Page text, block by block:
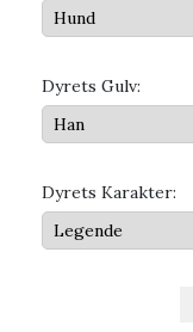
Dyrets Gulv:
Dyrets Karakter: